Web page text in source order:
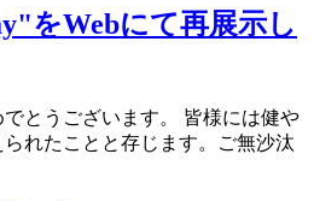
をWebにて再展示し
とうございます。 皆様には健や
れたことと存じます。ご無沙汰